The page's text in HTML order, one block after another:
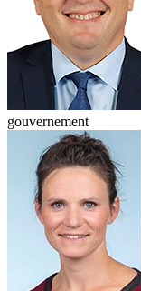
gouvernement